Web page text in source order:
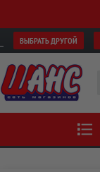
ВЫБРАТЬ ДРУГОЙ